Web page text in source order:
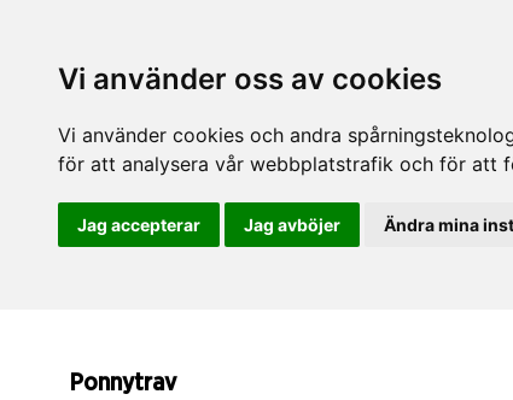
Vi använder oss av cookies
Vi använder cookies och andra
för att analysera vår webbplatstrafik och för att
Jag accepterar Jag avböjer Ändra mina
Ponnytrav